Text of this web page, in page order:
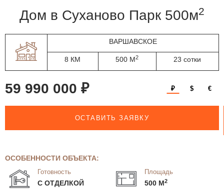
дом в Суханово Парк 500м2
ВАРШАВСКОЕ
8 КМ 500 М2 23 сотки
59 990 000 ₽ ₽ $ €
ОСТАВИТЬ ЗАЯВКУ
ОСОБЕННОСТИ ОБЪЕКТА:
Готовность
С ОТДЕЛКОЙ
Площадь
500 М2